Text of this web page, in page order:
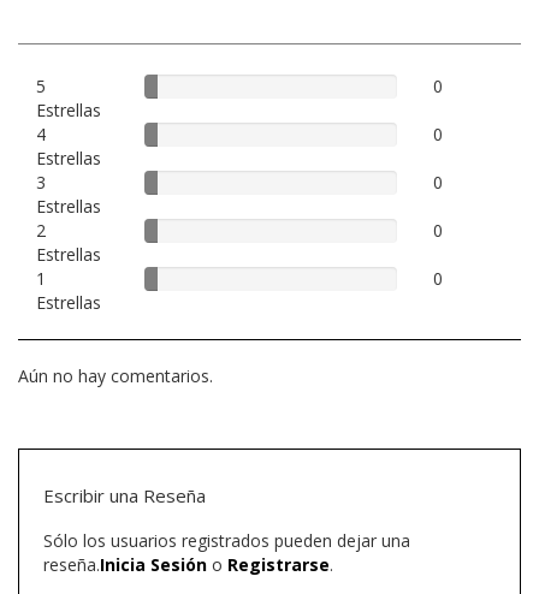
5
Estrellas
0
4
Estrellas
0
3
Estrellas
0
2
Estrellas
0
1
Estrellas
0
Aún no hay comentarios.
Escribir una Reseña
Sólo los usuarios registrados pueden dejar una
reseña.Inicia Sesión o Registrarse.